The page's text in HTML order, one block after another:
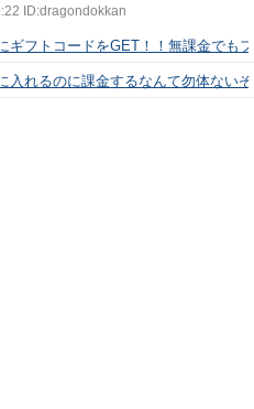
ID:dragondokkan
ギフトコードをGET！！無課金でも
入れるのに課金するなんて勿体ない